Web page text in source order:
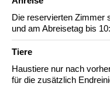
Die reservierten Zimmer
und am Abreisetag bis
Tiere
Haustiere nur nach
für die zusätzlich